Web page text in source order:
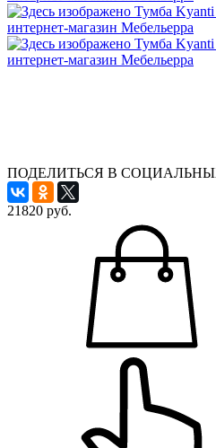
ПОДЕЛИТЬСЯ В
21820 руб.